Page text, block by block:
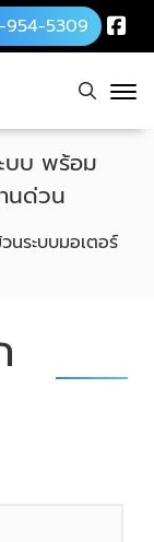
954-5309
นระบบมอเตอร์
บบ พร้อม
นด่วน